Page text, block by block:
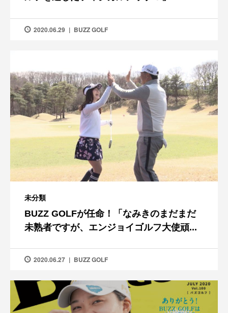
2020.06.29 BUZZ GOLF
未分類
BUZZ GOLFが任命！「なみきのまだまだ
未熟者ですが、エンジョイゴルフ大使頑...
2020.06.27 BUZZ GOLF